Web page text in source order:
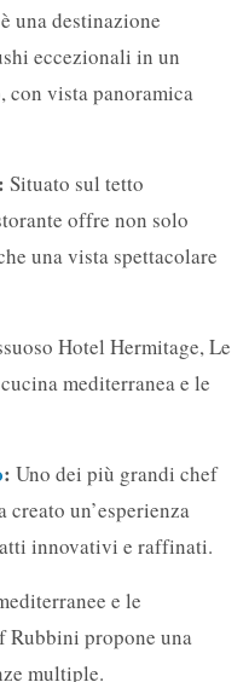
una destinazione
eccezionali in un
con vista panoramica
: Situato sul tetto
offre non solo
una vista spettacolare
Hotel Hermitage, Le
mediterranea e le
: Uno dei più grandi chef
un’esperienza
innovativi e raffinati.
e le
propone una
multiple.